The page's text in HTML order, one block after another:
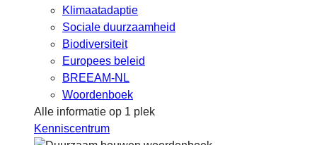
Klimaatadaptie
Sociale duurzaamheid
Biodiversiteit
Europees beleid
BREEAM-NL
Woordenboek
Alle informatie op 1 plek
Kenniscentrum